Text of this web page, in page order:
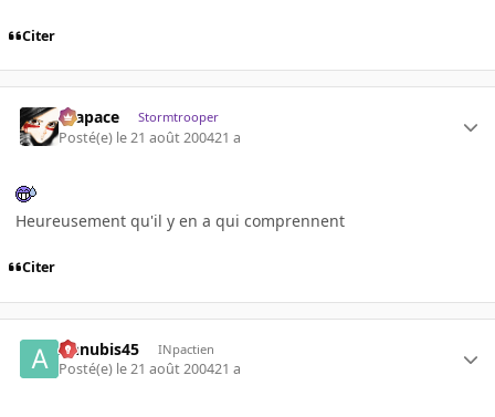
Citer
Krapace Stormtrooper
Posté(e) le 21 août 200421 a
Heureusement qu'il y en a qui comprennent
Citer
Annubis45 INpactien
Posté(e) le 21 août 200421 a